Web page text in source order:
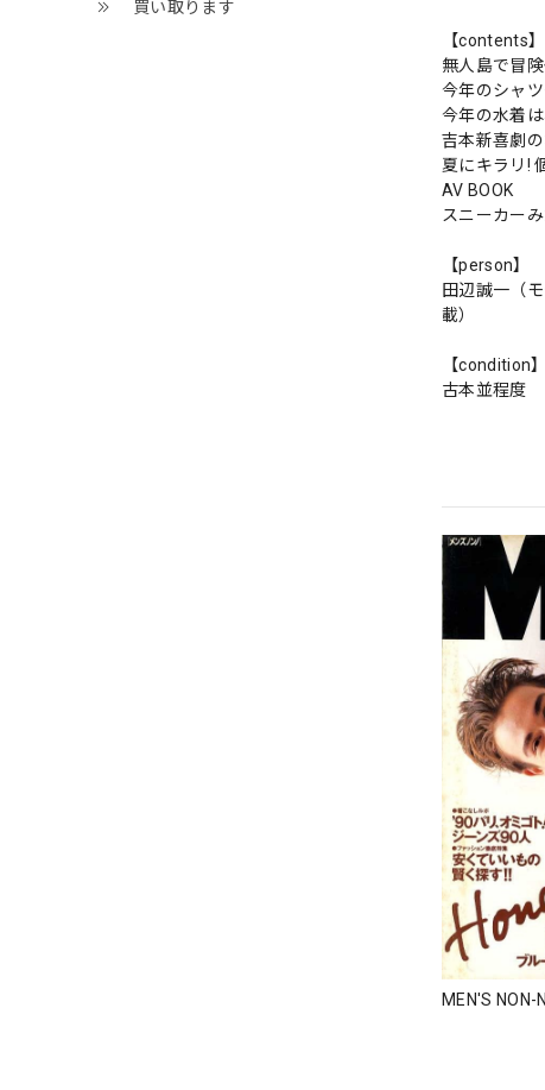
買い取ります
【contents】
無人島で冒険
今年のシャ
今年の水着は
吉本新喜劇
夏にキラリ!
AV BOOK
スニーカー
【person】
田辺誠一（
載）
【condition】
古本並程度
MEN'S